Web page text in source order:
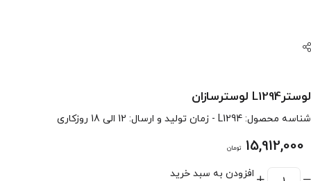
لوسترL1294 لوسترسازان
شناسه محصول: L1294 - زمان تولید و ارسال: 12 الی 18 روزکاری
15,912,000 تومان
افزودن به سبد خرید